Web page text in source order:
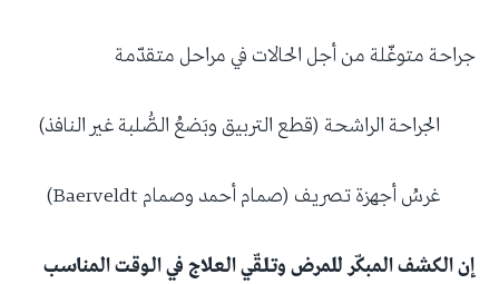
جراحة متوغّلة من أجل الحالات في مراحل متقدّمة
الجراحة الراشحة (قطع التربيق وبَضعُ الصُّلبة غير النافذ)
غرسُ أجهزة تصريف (صمام أحمد وصمام Baerveldt)
إن الكشف المبكّر للمرض وتلقّي العلاج في الوقت المناسب